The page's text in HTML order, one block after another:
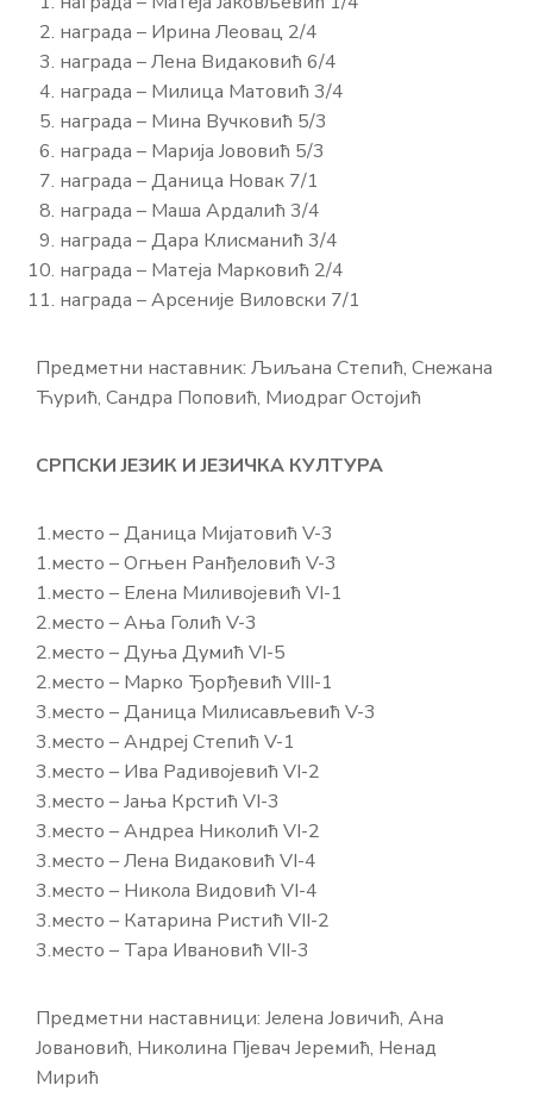
награда – Ирина Леовац 2/4
награда – Лена Видаковић 6/4
награда – Милица Матовић 3/4
награда – Мина Вучковић 5/3
награда – Марија Јововић 5/3
награда – Даница Новак 7/1
награда – Маша Ардалић 3/4
награда – Дара Клисманић 3/4
награда – Матеја Марковић 2/4
награда – Арсеније Виловски 7/1
Предметни наставник: Љиљана Степић, Снежана
Ћурић, Сандра Поповић, Миодраг Остојић
СРПСКИ ЈЕЗИК И ЈЕЗИЧКА КУЛТУРА
1.место – Даница Мијатовић V-3
1.место – Огњен Ранђеловић V-3
1.место – Елена Миливојевић VI-1
2.место – Ања Голић V-3
2.место – Дуња Думић VI-5
2.место – Марко Ђорђевић VIII-1
3.место – Даница Милисављевић V-3
3.место – Андреј Степић V-1
3.место – Ива Радивојевић VI-2
3.место – Јања Крстић VI-3
3.место – Андреа Николић VI-2
3.место – Лена Видаковић VI-4
3.место – Никола Видовић VI-4
3.место – Катарина Ристић VII-2
3.место – Тара Ивановић VII-3
Предметни наставници: Јелена Јовичић, Ана
Јовановић, Николина Пјевач Јеремић, Ненад
Мирић